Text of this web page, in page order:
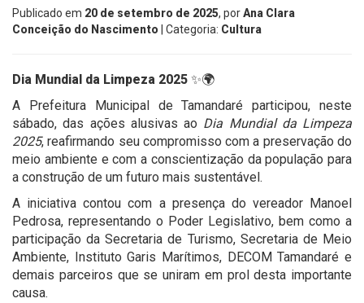
Publicado em 20 de setembro de 2025, porAna Clara
Conceição do Nascimento | Categoria: Cultura
Dia Mundial da Limpeza 2025 ✨🌍
A Prefeitura Municipal de Tamandaré participou, neste
sábado, das ações alusivas ao Dia Mundial da Limpeza
2025, reafirmando seu compromisso com a preservação do
meio ambiente e com a conscientização da população para
a construção de um futuro mais sustentável.
A iniciativa contou com a presença do vereador Manoel
Pedrosa, representando o Poder Legislativo, bem como a
participação da Secretaria de Turismo, Secretaria de Meio
Ambiente, Instituto Garis Marítimos, DECOM Tamandaré e
demais parceiros que se uniram em prol desta importante
causa.